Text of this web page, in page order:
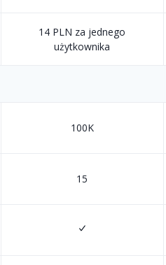
14 PLN za jednego
użytkownika
100K
15